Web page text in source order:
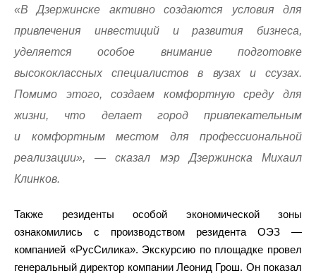
«В Дзержинске активно создаются условия для
привлечения инвестиций и развития бизнеса,
уделяется особое внимание подготовке
высококлассных специалистов в вузах и ссузах.
Помимо этого, создаем комфортную среду для
жизни, что делает город привлекательным
и комфортным местом для профессиональной
реализации», — сказал мэр Дзержинска Михаил
Клинков.
Также резиденты особой экономической зоны
ознакомились с производством резидента ОЭЗ —
компанией «РусСилика». Экскурсию по площадке провел
генеральный директор компании Леонид Грош. Он показал